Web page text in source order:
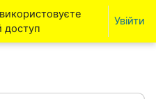
пошуку
доступ
Увійти